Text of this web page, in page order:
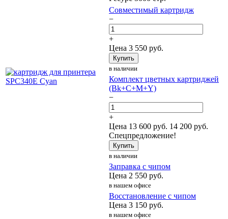
Совместимый картридж
−
+
Цена 3 550 руб.
Купить
в наличии
Комплект цветных картриджей
(Bk+C+M+Y)
−
+
Цена 13 600 руб. 14 200 руб.
Спецпредложение!
Купить
в наличии
Заправка с чипом
Цена 2 550 руб.
в нашем офисе
Восстановление с чипом
Цена 3 150 руб.
в нашем офисе